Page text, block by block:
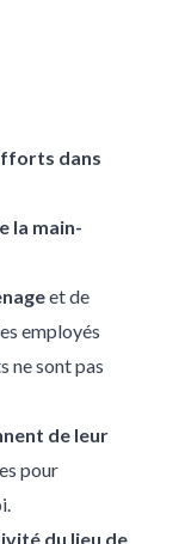
dans
la main-
et de
employés
ne sont pas
de leur
pour
du lieu de